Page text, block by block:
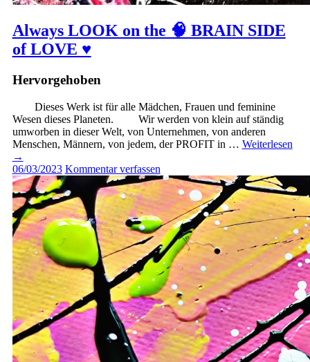
Always LOOK on the 🧠 BRAIN SIDE
of LOVE ♥️
Hervorgehoben
Dieses Werk ist für alle Mädchen, Frauen und feminine
Wesen dieses Planeten. Wir werden von klein auf ständig
umworben in dieser Welt, von Unternehmen, von anderen
Menschen, Männern, von jedem, der PROFIT in … Weiterlesen
→
06/03/2023 Kommentar verfassen